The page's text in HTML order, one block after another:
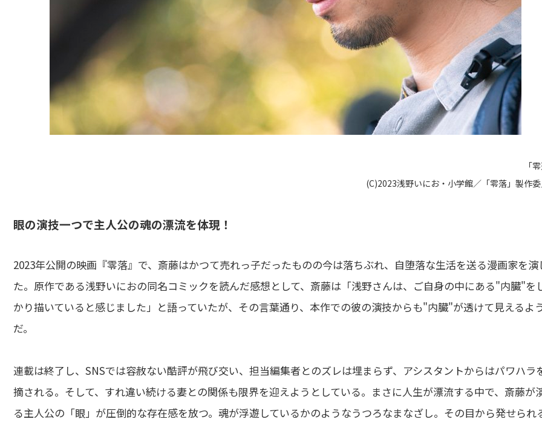
「
(C)2023浅野いにお・⼩学館／「零落」製作
眼の演技一つで主人公の魂の漂流を体現！
2023年公開の映画『零落』で、斎藤はかつて売れっ子だったものの今は落ちぶれ、自堕落な生活を送る漫画家を演
た。原作である浅野いにおの同名コミックを読んだ感想として、斎藤は「浅野さんは、ご自身の中にある"内臓"を
かり描いていると感じました」と語っていたが、その言葉通り、本作での彼の演技からも"内臓"が透けて見えるよ
だ。
連載は終了し、SNSでは容赦ない酷評が飛び交い、担当編集者とのズレは埋まらず、アシスタントからはパワハラ
摘される。そして、すれ違い続ける妻との関係も限界を迎えようとしている。まさに人生が漂流する中で、斎藤が
る主人公の「眼」が圧倒的な存在感を放つ。魂が浮遊しているかのようなうつろなまなざし。その目から発せられ